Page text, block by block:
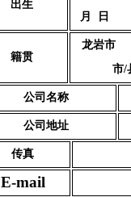
出生
月 日
籍贯
龙岩市
市/
公司名称
公司地址
传真
E-mail